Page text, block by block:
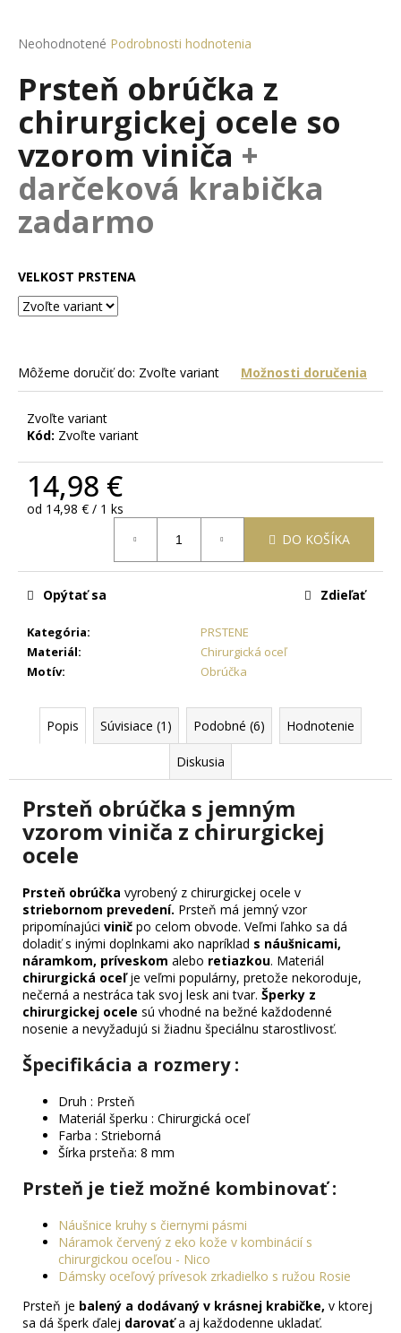
Priemerné
produktu
je
z
hviezdičiek.
Neohodnotené Podrobnosti hodnotenia
Prsteň obrúčka z
chirurgickej ocele so
vzorom viniča +
darčeková krabička
zadarmo
VELKOST PRSTENA
Môžeme doručiť do: Zvoľte variant Možnosti doručenia
Zvoľte variant
Kód: Zvoľte variant
14,98 €
Jednotková
od 14,98 € / 1 ks
DO KOŠÍKA
Kategória:
PRSTENE
Materiál:
Chirurgická oceľ
Motív: Obrúčka
Opýtať sa Zdieľať
Popis Súvisiace (1) Podobné (6) Hodnotenie
Diskusia
Prsteň obrúčka s jemným
vzorom viniča z chirurgickej
ocele
Prsteň obrúčka vyrobený z chirurgickej ocele v
striebornom prevedení. Prsteň má jemný vzor
pripomínajúci vinič po celom obvode. Veľmi ľahko sa dá
doladiť s inými doplnkami ako napríklad s náušnicami,
náramkom, príveskom alebo retiazkou. Materiál
chirurgická oceľje veľmi populárny, pretože nekoroduje,
nečerná a nestráca tak svoj lesk ani tvar. Šperky z
chirurgickej ocele sú vhodné na bežné každodenné
nosenie a nevyžadujú si žiadnu špeciálnu starostlivosť.
Špecifikácia a rozmery :
Druh : Prsteň
Materiál šperku : Chirurgická oceľ
Farba : Strieborná
Šírka prsteňa: 8 mm
Prsteň je tiež možné kombinovať :
Náušnice kruhy s čiernymi pásmi
Náramok červený z eko kože v kombinácií s
chirurgickou oceľou - Nico
Dámsky oceľový prívesok zrkadielko s ružou Rosie
Prsteň je balený a dodávaný v krásnej krabičke, v ktorej
sa dá šperk ďalej darovaťa aj každodenne ukladať.
j
ť
?
O
d
r
ú
a
m
e
RETIAZKA
DVOCH
JIN
DARČEKOVÁ
KRABIČKA
ZADARMO